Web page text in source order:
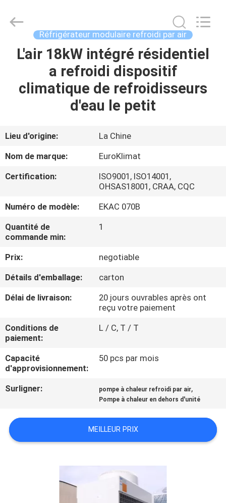
MAISON
DES
AU
SUJET
DE
VISITE
D'USINE
DE
QUALITÉ
CONTACTEZ-
NOUS
DEMANDEZ
CITATION
Conditioning
Réfrigérateur modulaire refroidi par air
L'air 18kW intégré résidentiel
a refroidi dispositif
climatique de refroidisseurs
d'eau le petit
Lieu d'origine:
La Chine
Nom de marque:
EuroKlimat
Certification:
ISO9001, ISO14001,
OHSAS18001, CRAA, CQC
Numéro de modèle:
EKAC 070B
Quantité de
commande min:
1
Prix:
negotiable
Détails d'emballage:
carton
Délai de livraison:
20 jours ouvrables après ont
reçu votre paiement
Conditions de
paiement:
L / C, T / T
Capacité
d'approvisionnement:
50 pcs par mois
Surligner: pompe à chaleur refroidi par air,
Pompe à chaleur en dehors d'unité
MEILLEUR PRIX